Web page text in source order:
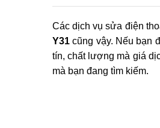
Các dịch vụ sửa điện
Y31 cũng vậy. Nếu bạn
tín, chất lượng mà giá
mà bạn đang tìm kiếm.